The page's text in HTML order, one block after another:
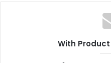
With